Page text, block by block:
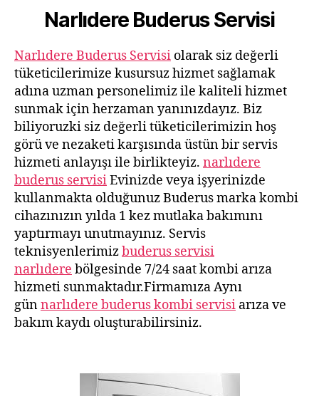
Narlıdere Buderus Servisi
Narlıdere Buderus Servisi olarak siz değerli
tüketicilerimize kusursuz hizmet sağlamak
adına uzman personelimiz ile kaliteli hizmet
sunmak için herzaman yanınızdayız. Biz
biliyoruzki siz değerli tüketicilerimizin hoş
görü ve nezaketi karşısında üstün bir servis
hizmeti anlayışı ile birlikteyiz. narlıdere
buderus servisiEvinizde veya işyerinizde
kullanmakta olduğunuz Buderus marka kombi
cihazınızın yılda 1 kez mutlaka bakımını
yaptırmayı unutmayınız. Servis
teknisyenlerimizbuderus servisi
narlıdere bölgesinde 7/24 saat kombi arıza
hizmeti sunmaktadır.Firmamıza Aynı
günnarlıdere buderus kombi servisi arıza ve
bakım kaydı oluşturabilirsiniz.